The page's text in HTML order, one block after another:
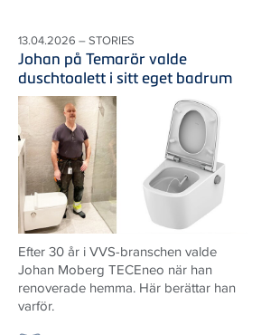
13.04.2026 – STORIES
Johan på Temarör valde
duschtoalett i sitt eget badrum
Efter 30 år i VVS-branschen valde
Johan Moberg TECEneo när han
renoverade hemma. Här berättar han
varför.